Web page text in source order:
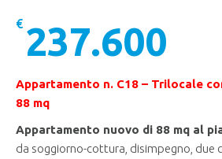
€ 237.600
Appartamento n. C18 – Trilocale
88 mq
Appartamento nuovo di 88 mq al
da soggiorno-cottura, disimpegno, due